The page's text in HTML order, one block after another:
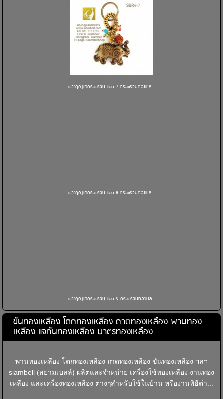
พวงกุญแจกระพรวน แบบ 7 กระพรวนทองเหล...
พวงกุญแจกระพรวน แบบ 8 กระพรวนทองเหล...
พวงกุญแจกระพรวน แบบ 9 กระพรวนทองเหล...
ขันทองเหลือง โตกทองเหลือง ถาดทองเหลือง พานทอง
เหลือง แจกันทองเหลือง บาตรทองเหลือง
พานทองเหลือง โตกทองเหลือง ถาดทองเหลือง ขันทองเหลือง ฯลฯ
siambell (สยามเบลล์) ผลิตและจำหน่าย เครื่องใช้ทองเหลือง งานทอง
เหลือง และเครื่องทองเหลือง ต่างๆสำหรับใช้ในบ้าน หรืองานพิธีต่า...